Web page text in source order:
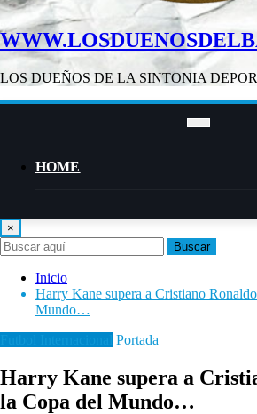
LOS DUEÑOS DE LA SINTONIA
HOME
×
Buscar
Inicio
Harry Kane supera a Cristiano
Mundo…
Portada
Harry Kane supera a
la Copa del Mundo…